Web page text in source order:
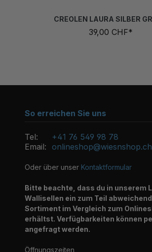
39,00 CHF*
So erreichen Sie uns
Tel:
+41 76 549 98 78
Email: onlineshop@wiesnshop.ch
Oder über unser Kontaktformular
Bitte beachte, dass du in unserem
Wallisellen ein zum Teil
Sortiment im Vergleich zum
erhältst. Verfügbarkeiten können
angefragt werden.
Öffnungszeiten